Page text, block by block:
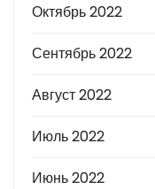
Октябрь 2022
Сентябрь 2022
Август 2022
Июль 2022
Июнь 2022